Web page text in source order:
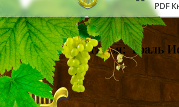
PDF
Статья: Гоаль